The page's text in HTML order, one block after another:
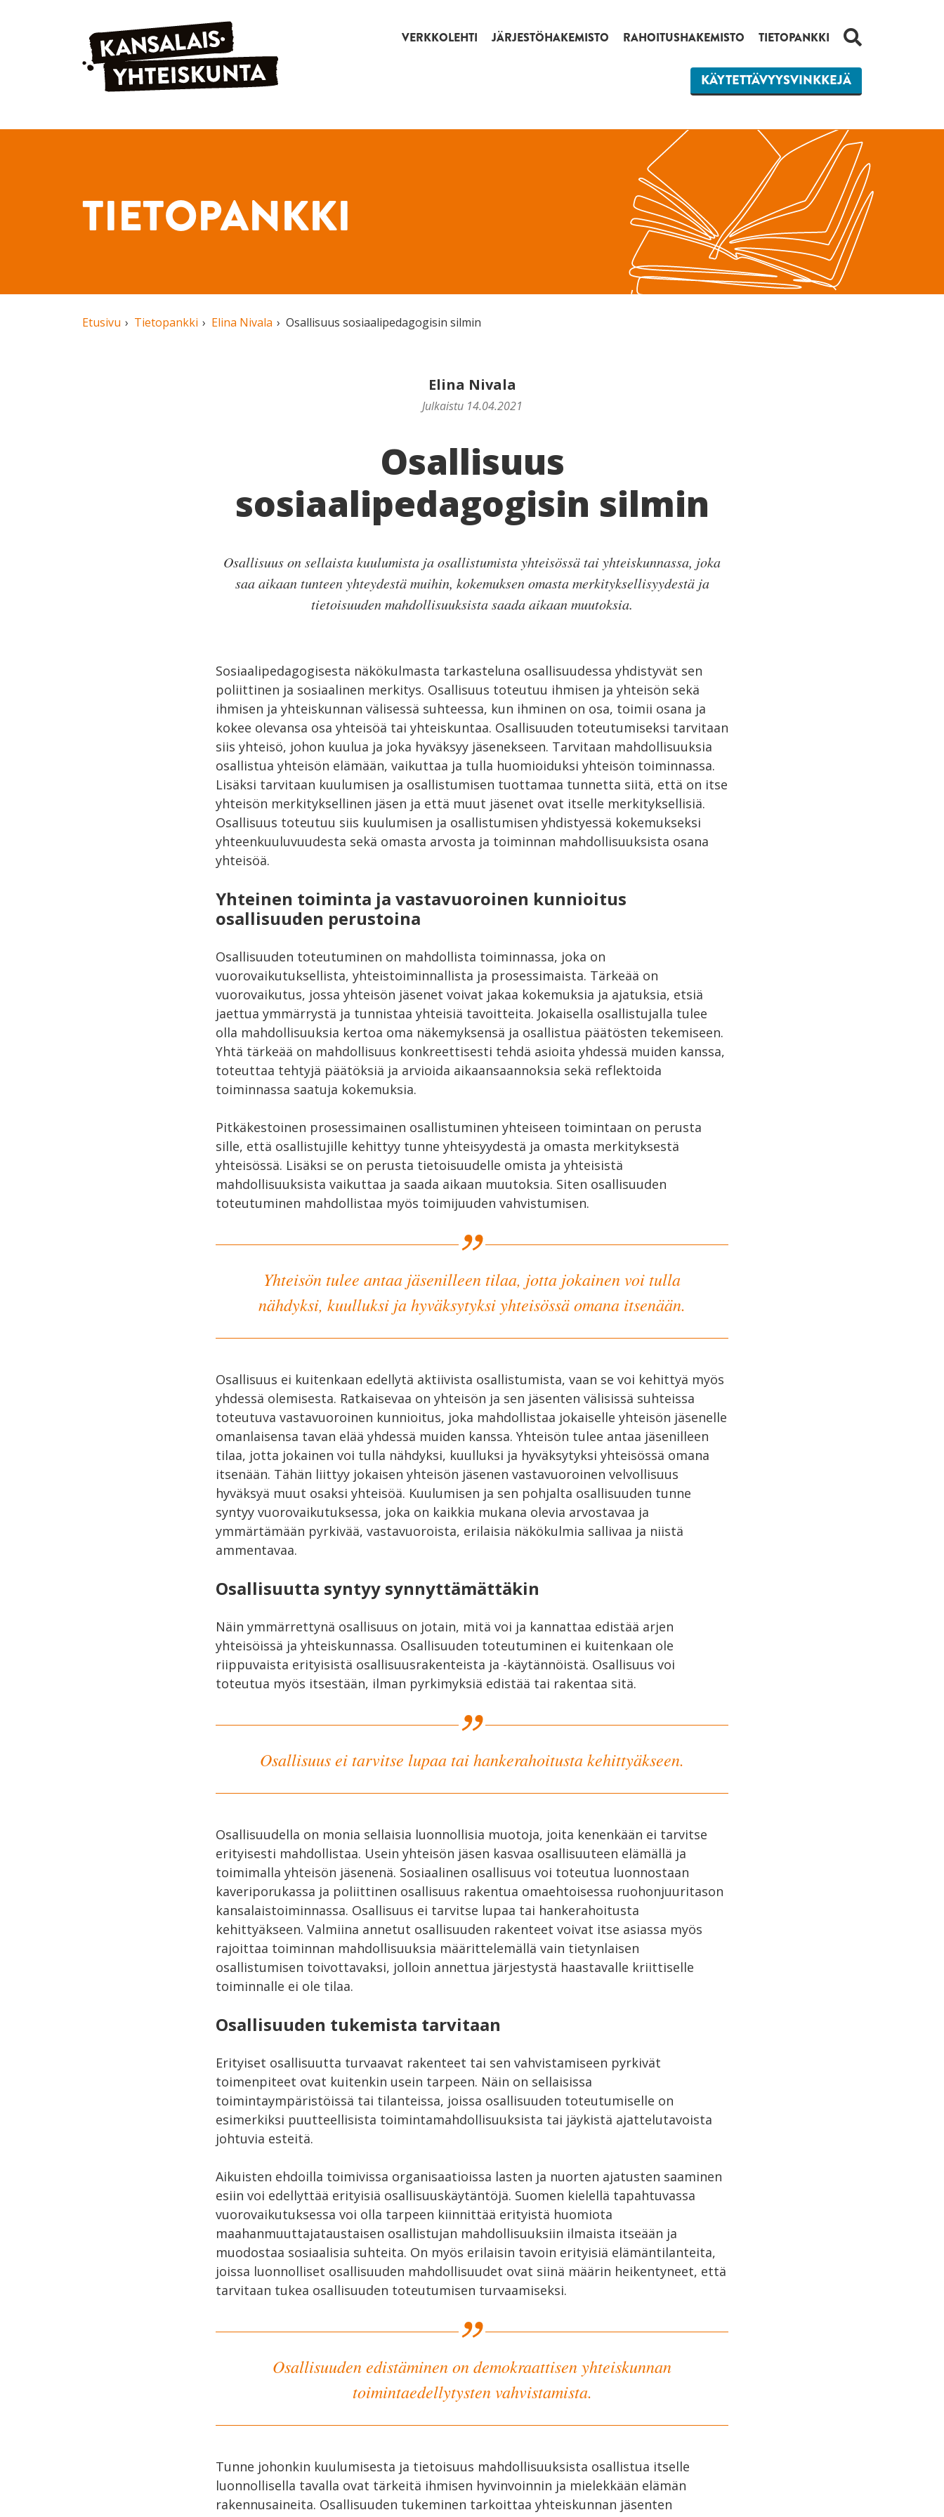
Siirry sisältöön VERKKOLEHTI JÄRJESTÖHAKEMISTO RAHOITUSHAKEMISTO TIETOPANKKI HAKU
KÄYTETTÄVYYSVINKKEJÄ
TIETOPANKKI
Etusivu Tietopankki Elina Nivala Osallisuus sosiaalipedagogisin silmin
Elina Nivala
Julkaistu 14.04.2021
Osallisuus
sosiaalipedagogisin silmin
Osallisuus on sellaista kuulumista ja osallistumista yhteisössä tai yhteiskunnassa, joka
saa aikaan tunteen yhteydestä muihin, kokemuksen omasta merkityksellisyydestä ja
tietoisuuden mahdollisuuksista saada aikaan muutoksia.
Sosiaalipedagogisesta näkökulmasta tarkasteluna osallisuudessa yhdistyvät sen
poliittinen ja sosiaalinen merkitys. Osallisuus toteutuu ihmisen ja yhteisön sekä
ihmisen ja yhteiskunnan välisessä suhteessa, kun ihminen on osa, toimii osana ja
kokee olevansa osa yhteisöä tai yhteiskuntaa. Osallisuuden toteutumiseksi tarvitaan
siis yhteisö, johon kuulua ja joka hyväksyy jäsenekseen. Tarvitaan mahdollisuuksia
osallistua yhteisön elämään, vaikuttaa ja tulla huomioiduksi yhteisön toiminnassa.
Lisäksi tarvitaan kuulumisen ja osallistumisen tuottamaa tunnetta siitä, että on itse
yhteisön merkityksellinen jäsen ja että muut jäsenet ovat itselle merkityksellisiä.
Osallisuus toteutuu siis kuulumisen ja osallistumisen yhdistyessä kokemukseksi
yhteenkuuluvuudesta sekä omasta arvosta ja toiminnan mahdollisuuksista osana
yhteisöä.
Yhteinen toiminta ja vastavuoroinen kunnioitus
osallisuuden perustoina
Osallisuuden toteutuminen on mahdollista toiminnassa, joka on
vuorovaikutuksellista, yhteistoiminnallista ja prosessimaista. Tärkeää on
vuorovaikutus, jossa yhteisön jäsenet voivat jakaa kokemuksia ja ajatuksia, etsiä
jaettua ymmärrystä ja tunnistaa yhteisiä tavoitteita. Jokaisella osallistujalla tulee
olla mahdollisuuksia kertoa oma näkemyksensä ja osallistua päätösten tekemiseen.
Yhtä tärkeää on mahdollisuus konkreettisesti tehdä asioita yhdessä muiden kanssa,
toteuttaa tehtyjä päätöksiä ja arvioida aikaansaannoksia sekä reflektoida
toiminnassa saatuja kokemuksia.
Pitkäkestoinen prosessimainen osallistuminen yhteiseen toimintaan on perusta
sille, että osallistujille kehittyy tunne yhteisyydestä ja omasta merkityksestä
yhteisössä. Lisäksi se on perusta tietoisuudelle omista ja yhteisistä
mahdollisuuksista vaikuttaa ja saada aikaan muutoksia. Siten osallisuuden
toteutuminen mahdollistaa myös toimijuuden vahvistumisen.
Yhteisön tulee antaa jäsenilleen tilaa, jotta jokainen voi tulla
nähdyksi, kuulluksi ja hyväksytyksi yhteisössä omana itsenään.
Osallisuus ei kuitenkaan edellytä aktiivista osallistumista, vaan se voi kehittyä myös
yhdessä olemisesta. Ratkaisevaa on yhteisön ja sen jäsenten välisissä suhteissa
toteutuva vastavuoroinen kunnioitus, joka mahdollistaa jokaiselle yhteisön jäsenelle
omanlaisensa tavan elää yhdessä muiden kanssa. Yhteisön tulee antaa jäsenilleen
tilaa, jotta jokainen voi tulla nähdyksi, kuulluksi ja hyväksytyksi yhteisössä omana
itsenään. Tähän liittyy jokaisen yhteisön jäsenen vastavuoroinen velvollisuus
hyväksyä muut osaksi yhteisöä. Kuulumisen ja sen pohjalta osallisuuden tunne
syntyy vuorovaikutuksessa, joka on kaikkia mukana olevia arvostavaa ja
ymmärtämään pyrkivää, vastavuoroista, erilaisia näkökulmia sallivaa ja niistä
ammentavaa.
Osallisuutta syntyy synnyttämättäkin
Näin ymmärrettynä osallisuus on jotain, mitä voi ja kannattaa edistää arjen
yhteisöissä ja yhteiskunnassa. Osallisuuden toteutuminen ei kuitenkaan ole
riippuvaista erityisistä osallisuusrakenteista ja -käytännöistä. Osallisuus voi
toteutua myös itsestään, ilman pyrkimyksiä edistää tai rakentaa sitä.
Osallisuus ei tarvitse lupaa tai hankerahoitusta kehittyäkseen.
Osallisuudella on monia sellaisia luonnollisia muotoja, joita kenenkään ei tarvitse
erityisesti mahdollistaa. Usein yhteisön jäsen kasvaa osallisuuteen elämällä ja
toimimalla yhteisön jäsenenä. Sosiaalinen osallisuus voi toteutua luonnostaan
kaveriporukassa ja poliittinen osallisuus rakentua omaehtoisessa ruohonjuuritason
kansalaistoiminnassa. Osallisuus ei tarvitse lupaa tai hankerahoitusta
kehittyäkseen. Valmiina annetut osallisuuden rakenteet voivat itse asiassa myös
rajoittaa toiminnan mahdollisuuksia määrittelemällä vain tietynlaisen
osallistumisen toivottavaksi, jolloin annettua järjestystä haastavalle kriittiselle
toiminnalle ei ole tilaa.
Osallisuuden tukemista tarvitaan
Erityiset osallisuutta turvaavat rakenteet tai sen vahvistamiseen pyrkivät
toimenpiteet ovat kuitenkin usein tarpeen. Näin on sellaisissa
toimintaympäristöissä tai tilanteissa, joissa osallisuuden toteutumiselle on
esimerkiksi puutteellisista toimintamahdollisuuksista tai jäykistä ajattelutavoista
johtuvia esteitä.
Aikuisten ehdoilla toimivissa organisaatioissa lasten ja nuorten ajatusten saaminen
esiin voi edellyttää erityisiä osallisuuskäytäntöjä. Suomen kielellä tapahtuvassa
vuorovaikutuksessa voi olla tarpeen kiinnittää erityistä huomiota
maahanmuuttajataustaisen osallistujan mahdollisuuksiin ilmaista itseään ja
muodostaa sosiaalisia suhteita. On myös erilaisin tavoin erityisiä elämäntilanteita,
joissa luonnolliset osallisuuden mahdollisuudet ovat siinä määrin heikentyneet, että
tarvitaan tukea osallisuuden toteutumisen turvaamiseksi.
Osallisuuden edistäminen on demokraattisen yhteiskunnan
toimintaedellytysten vahvistamista.
Tunne johonkin kuulumisesta ja tietoisuus mahdollisuuksista osallistua itselle
luonnollisella tavalla ovat tärkeitä ihmisen hyvinvoinnin ja mielekkään elämän
rakennusaineita. Osallisuuden tukeminen tarkoittaa yhteiskunnan jäsenten